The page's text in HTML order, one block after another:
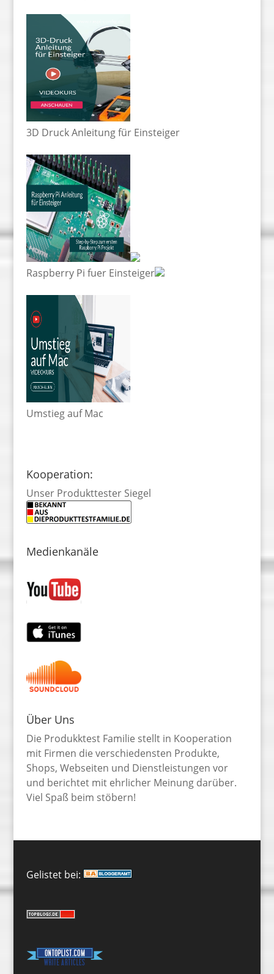
3D Druck Anleitung für Einsteiger
Raspberry Pi fuer Einsteiger
Umstieg auf Mac
Kooperation:
Unser Produkttester Siegel
Medienkanäle
Über Uns
Die Produkktest Familie stellt in Kooperation
mit Firmen die verschiedensten Produkte,
Shops, Webseiten und Dienstleistungen vor
und berichtet mit ehrlicher Meinung darüber.
Viel Spaß beim stöbern!
Gelistet bei: